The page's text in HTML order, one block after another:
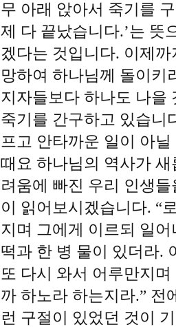
무 아래 앉아서 죽기를
제 다 끝났습니다.’는 뜻
겠다는 것입니다. 이제
망하여 하나님께 돌이키
지자들보다 하나도 나을
죽기를 간구하고 있습니
프고 안타까운 일이 아
때요 하나님의 역사가
려움에 빠진 우리 인생
이 읽어보시겠습니다. “
지며 그에게 이르되 일
떡과 한 병 물이 있더라.
또 다시 와서 어루만지
까 하노라 하는지라.” 전
런 구절이 있었던 것이